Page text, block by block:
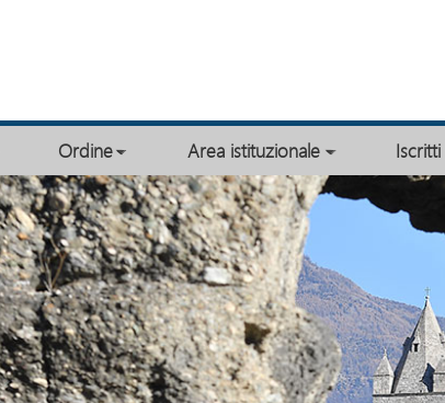
Ordine Area istituzionale Iscritti